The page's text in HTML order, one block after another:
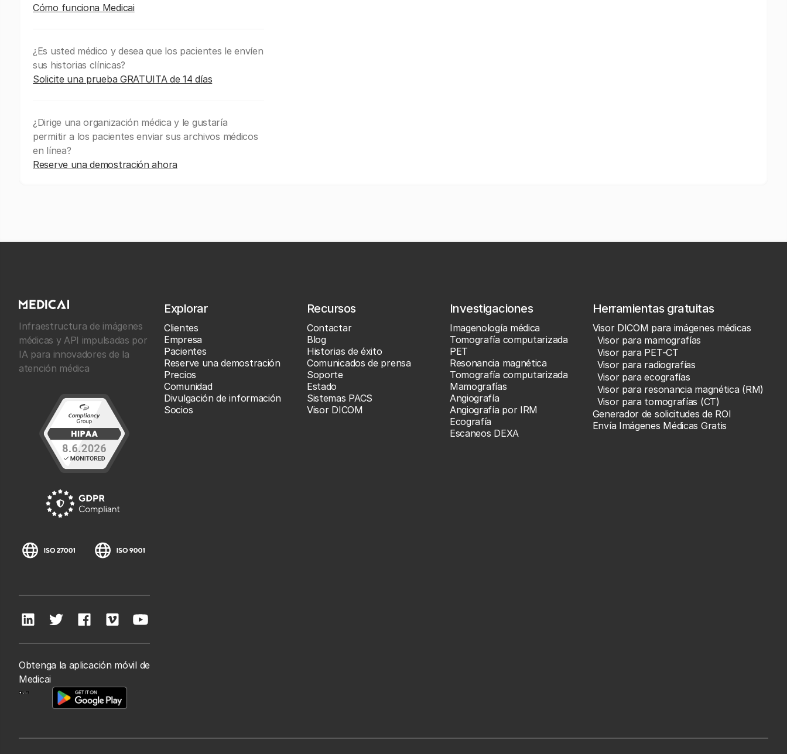
Cómo funciona Medicai
¿Es usted médico y desea que los pacientes le envíen
sus historias clínicas?
Solicite una prueba GRATUITA de 14 días
¿Dirige una organización médica y le gustaría
permitir a los pacientes enviar sus archivos médicos
en línea?
Reserve una demostración ahora
Infraestructura de imágenes
médicas y API impulsadas por
IA para innovadores de la
atención médica
Obtenga la aplicación móvil de
Medicai
Explorar
Clientes
Empresa
Pacientes
Reserve una demostración
Precios
Comunidad
Divulgación de información
Socios
Recursos
Contactar
Blog
Historias de éxito
Comunicados de prensa
Soporte
Estado
Sistemas PACS
Visor DICOM
Investigaciones
Imagenología médica
Tomografía computarizada
PET
Resonancia magnética
Tomografía computarizada
Mamografías
Angiografía
Angiografía por IRM
Ecografía
Escaneos DEXA
Herramientas gratuitas
Visor DICOM para imágenes médicas
Visor para mamografías
Visor para PET-CT
Visor para radiografías
Visor para ecografías
Visor para resonancia magnética (RM)
Visor para tomografías (CT)
Generador de solicitudes de ROI
Envía Imágenes Médicas Gratis